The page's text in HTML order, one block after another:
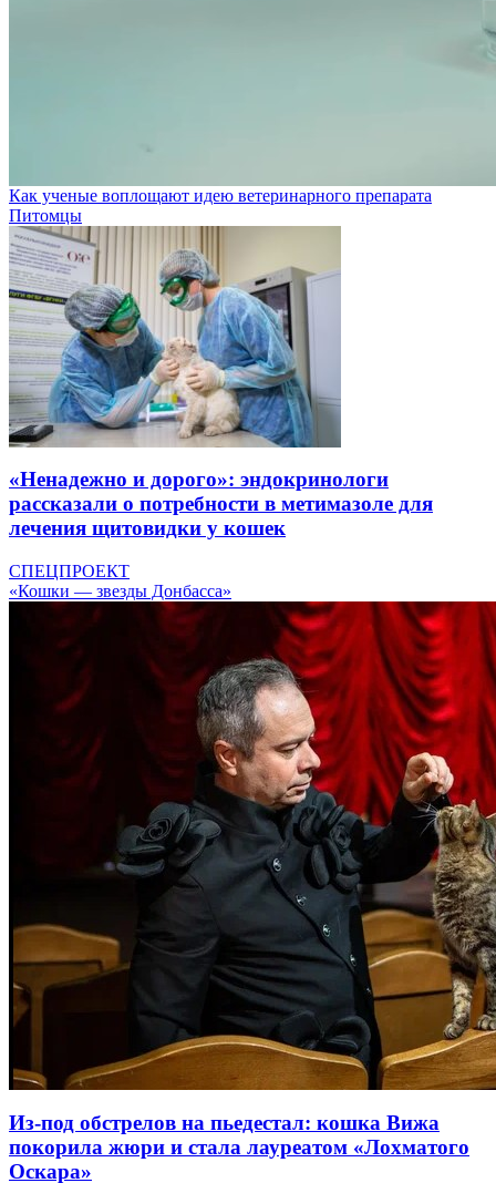
Как ученые воплощают идею ветеринарного препарата
Питомцы
«Ненадежно и дорого»: эндокринологи
рассказали о потребности в метимазоле для
лечения щитовидки у кошек
СПЕЦПРОЕКТ
«Кошки — звезды Донбасса»
Из-под обстрелов на пьедестал: кошка Вижа
покорила жюри и стала лауреатом «Лохматого
Оскара»